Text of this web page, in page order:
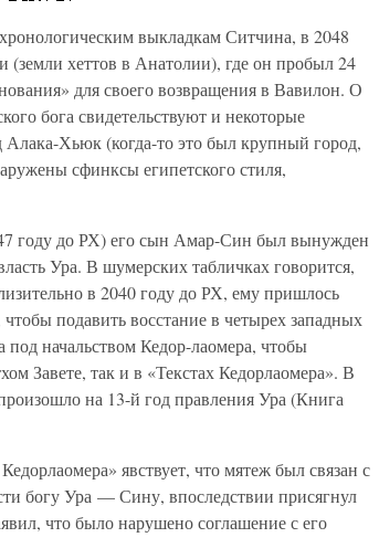
выкладкам Ситчина, в 2048
хеттов в Анатолии), где он пробыл 24
для своего возвращения в Вавилон. О
бога свидетельствуют и некоторые
Алака-Хьюк (когда-то это был крупный город,
сфинксы египетского стиля,
году до РХ) его сын Амар-Син был вынужден
Ура. В шумерских табличках говорится,
в 2040 году до РХ, ему пришлось
подавить восстание в четырех западных
начальством Кедор-лаомера, чтобы
Завете, так и в «Текстах Кедорлаомера». В
на 13-й год правления Ура (Книга
явствует, что мятеж был связан с
богу Ура — Сину, впоследствии присягнул
что было нарушено соглашение с его